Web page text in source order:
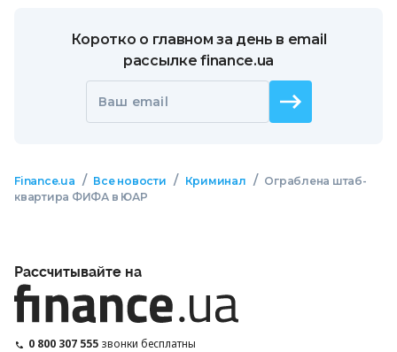
Коротко о главном за день в email
рассылке finance.ua
Ваш email
Finance.ua / Все новости / Криминал / Ограблена штаб-
квартира ФИФА в ЮАР
Рассчитывайте на
0 800 307 555 звонки бесплатны